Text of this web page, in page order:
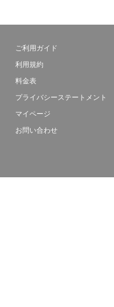
ご利用ガイド
利用規約
料金表
プライバシーステートメント
マイページ
お問い合わせ